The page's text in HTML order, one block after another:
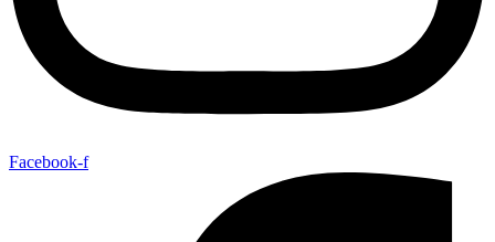
Facebook-f